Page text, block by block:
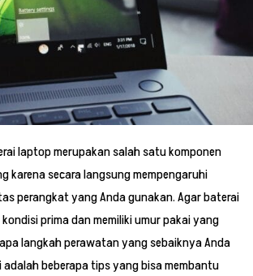
laptop merupakan salah satu komponen
karena secara langsung mempengaruhi
perangkat yang Anda gunakan. Agar baterai
prima dan memiliki umur pakai yang
langkah perawatan yang sebaiknya Anda
adalah beberapa tips yang bisa membantu